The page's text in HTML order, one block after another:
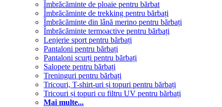
Îmbrăcăminte de ploaie pentru bărbat
Îmbrăcăminte de trekking pentru bărbați
Îmbrăcăminte din lână merino pentru bărbați
Îmbrăcăminte termoactive pentru bărbați
Lenjerie sport pentru bărbați
Pantaloni pentru bărbați
Pantaloni scurți pentru bărbați
Salopete pentru bărbați
Treninguri pentru bărbați
Tricouri, T-shirt-uri și topuri pentru bărbați
Tricouri și topuri cu filtru UV pentru bărbați
Mai multe...